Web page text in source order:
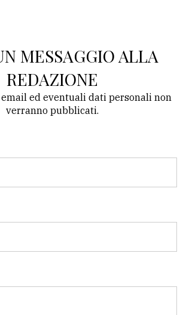
MESSAGGIO ALLA
REDAZIONE
ed eventuali dati personali non
verranno pubblicati.